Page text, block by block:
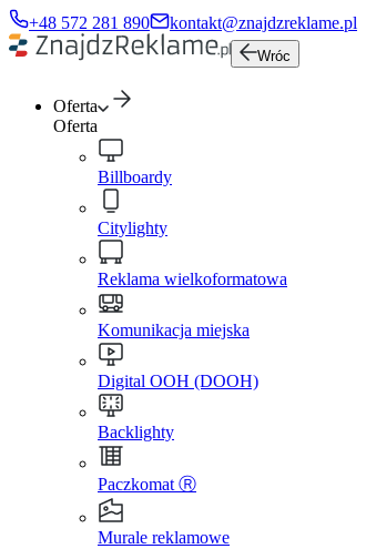
+48 572 281 890 kontakt@znajdzreklame.pl
Wróc
Oferta
Oferta
Billboardy
Citylighty
Reklama wielkoformatowa
Komunikacja miejska
Digital OOH (DOOH)
Backlighty
Paczkomat Ⓡ
Murale reklamowe